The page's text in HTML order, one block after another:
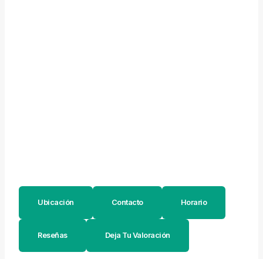
Ubicación Contacto Horario
Reseñas Deja Tu Valoración